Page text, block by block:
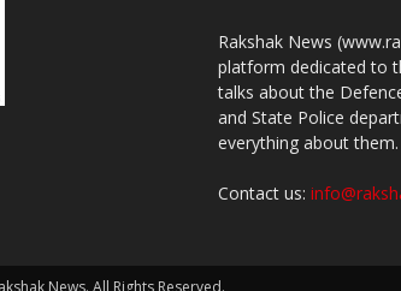
Rakshak News
platform dedicated to
talks about the
and State Police
everything about them.
Contact us:
News. All Rights Reserved.